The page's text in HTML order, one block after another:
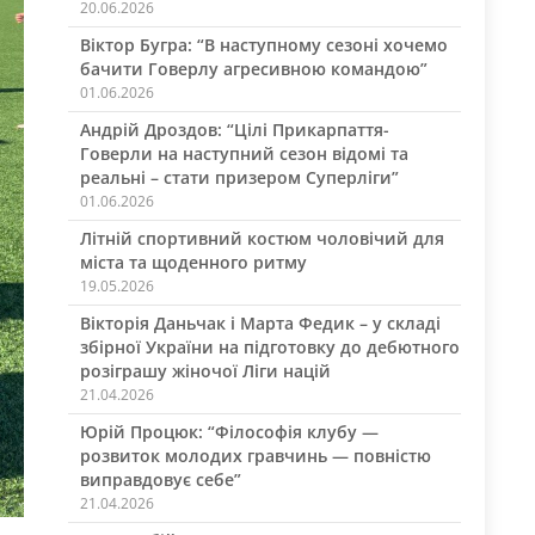
20.06.2026
Віктор Бугра: “В наступному сезоні хочемо
бачити Говерлу агресивною командою”
01.06.2026
Андрій Дроздов: “Цілі Прикарпаття-
Говерли на наступний сезон відомі та
реальні – стати призером Суперліги”
01.06.2026
Літній спортивний костюм чоловічий для
міста та щоденного ритму
19.05.2026
Вікторія Даньчак і Марта Федик – у складі
збірної України на підготовку до дебютного
розіграшу жіночої Ліги націй
21.04.2026
Юрій Процюк: “Філософія клубу —
розвиток молодих гравчинь — повністю
виправдовує себе”
21.04.2026